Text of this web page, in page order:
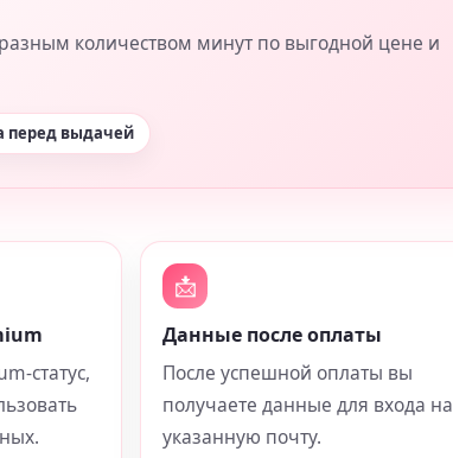
количеством минут по выгодной цене и
перед выдачей
статус,
📩
Данные после оплаты
После успешной оплаты вы
получаете данные для входа на
указанную почту.